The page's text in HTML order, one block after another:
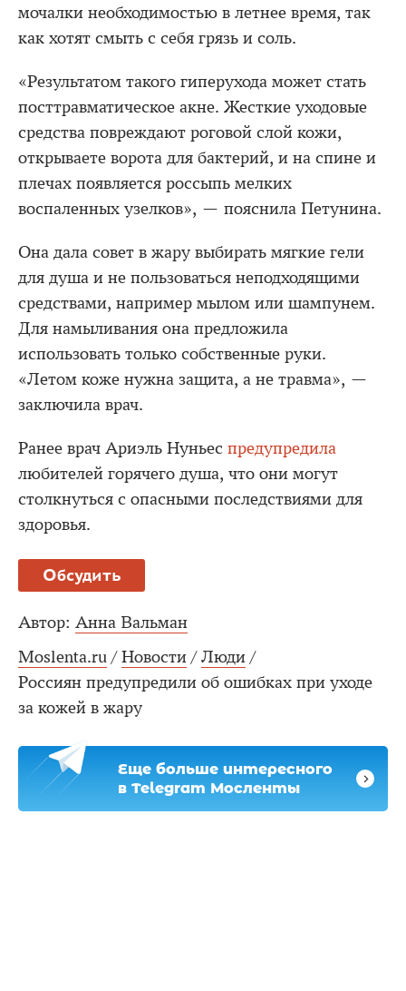
мочалки необходимостью в летнее время, так
как хотят смыть с себя грязь и соль.
«Результатом такого гиперухода может стать
посттравматическое акне. Жесткие уходовые
средства повреждают роговой слой кожи,
открываете ворота для бактерий, и на спине и
плечах появляется россыпь мелких
воспаленных узелков», — пояснила Петунина.
Она дала совет в жару выбирать мягкие гели
для душа и не пользоваться неподходящими
средствами, например мылом или шампунем.
Для намыливания она предложила
использовать только собственные руки.
«Летом коже нужна защита, а не травма», —
заключила врач.
Ранее врач Ариэль Нуньес предупредила
любителей горячего душа, что они могут
столкнуться с опасными последствиями для
здоровья.
Обсудить
Автор: Анна Вальман
Moslenta.ru / Новости / Люди /
Россиян предупредили об ошибках при уходе
за кожей в жару
Еще больше интересного
в Telegram Мосленты